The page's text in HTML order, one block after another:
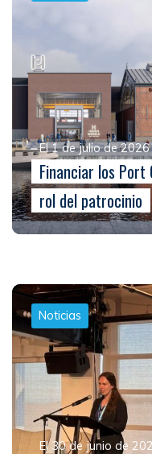
El 1 de julio de 2026
Financiar los
rol del patrocinio
Noticias
El 30 de junio de